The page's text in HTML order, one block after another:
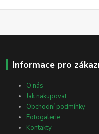
Informace pro
O nás
Jak nakupovat
Obchodní podmínky
Fotogalerie
Kontakty